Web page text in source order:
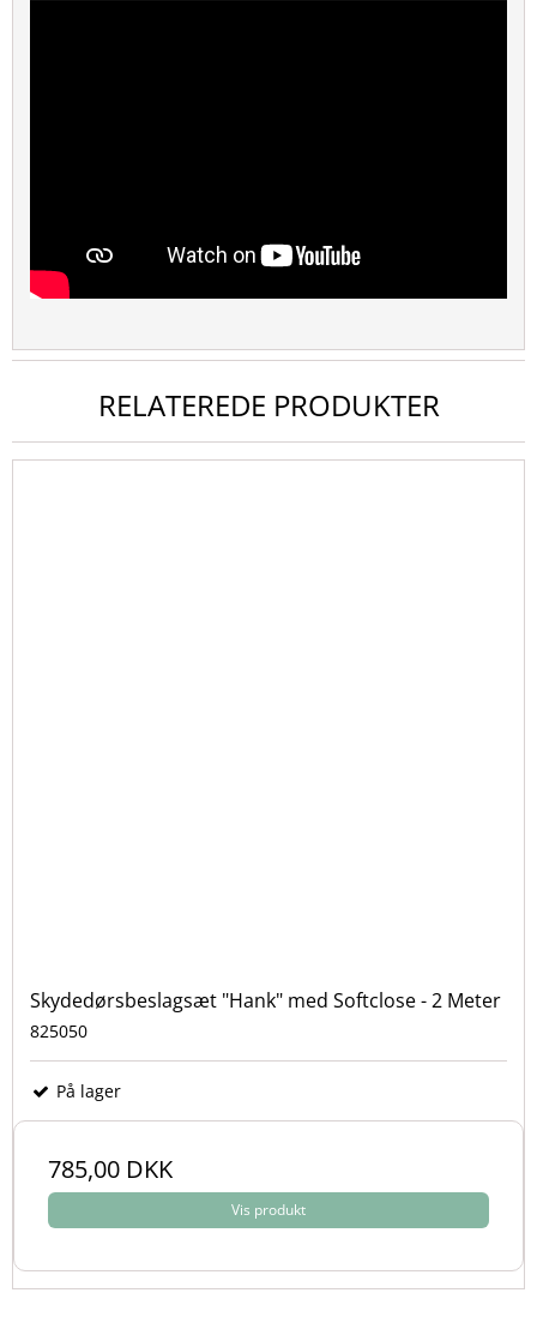
RELATEREDE PRODUKTER
Skydedørsbeslagsæt "Hank" med Softclose - 2 Meter
825050
På lager
785,00 DKK
Vis produkt